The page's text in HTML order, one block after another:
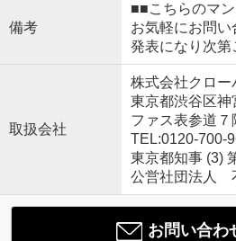
備考
■■こちらのマ
お気軽にお問
発表になり次第
取扱会社
株式会社クロー
東京都渋谷区神
ファス表参道７
TEL:0120-700-
東京都知事 (3)
公営社団法人
お問い合わ